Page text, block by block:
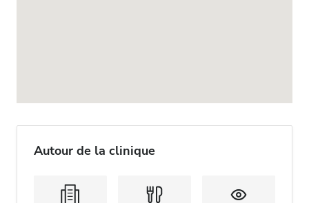
Autour de la clinique